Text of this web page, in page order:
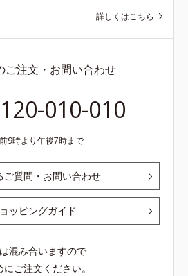
詳しくはこちら
ご注文・お問い合わせ
010-010
9時より午後7時まで
ご質問・お問い合わせ
ッピングガイド
混み合いますので
にご注文ください。